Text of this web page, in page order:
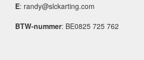
E: randy@slckarting.com
BTW-nummer: BE0825 725 762